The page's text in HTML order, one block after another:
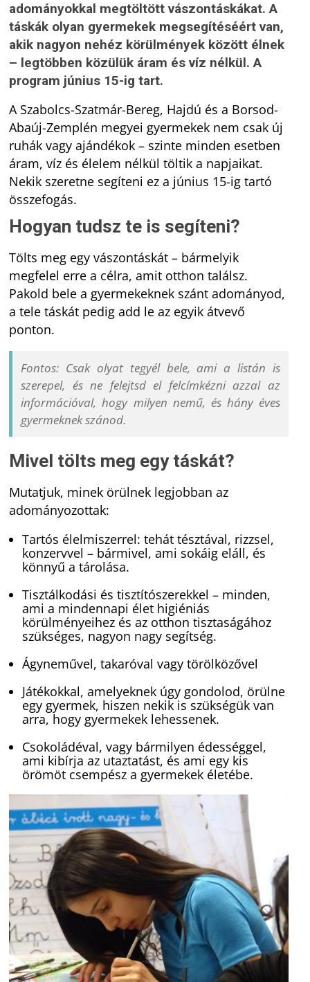
adományokkal megtöltött vászontáskákat. A
táskák olyan gyermekek megsegítéséért van,
akik nagyon nehéz körülmények között élnek
– legtöbben közülük áram és víz nélkül. A
program június 15-ig tart.
A Szabolcs-Szatmár-Bereg, Hajdú és a Borsod-
Abaúj-Zemplén megyei gyermekek nem csak új
ruhák vagy ajándékok – szinte minden esetben
áram, víz és élelem nélkül töltik a napjaikat.
Nekik szeretne segíteni ez a június 15-ig tartó
összefogás.
Hogyan tudsz te is segíteni?
Tölts meg egy vászontáskát – bármelyik
megfelel erre a célra, amit otthon találsz.
Pakold bele a gyermekeknek szánt adományod,
a tele táskát pedig add le az egyik átvevő
ponton.
Fontos: Csak olyat tegyél bele, ami a listán is
szerepel, és ne felejtsd el felcímkézni azzal az
információval, hogy milyen nemű, és hány éves
gyermeknek szánod.
Mivel tölts meg egy táskát?
Mutatjuk, minek örülnek legjobban az
adományozottak:
Tartós élelmiszerrel: tehát tésztával, rizzsel,
konzervvel – bármivel, ami sokáig eláll, és
könnyű a tárolása.
Tisztálkodási és tisztítószerekkel – minden,
ami a mindennapi élet higiéniás
körülményeihez és az otthon tisztaságához
szükséges, nagyon nagy segítség.
Ágyneművel, takaróval vagy törölközővel
Játékokkal, amelyeknek úgy gondolod, örülne
egy gyermek, hiszen nekik is szükségük van
arra, hogy gyermekek lehessenek.
Csokoládéval, vagy bármilyen édességgel,
ami kibírja az utaztatást, és ami egy kis
örömöt csempész a gyermekek életébe.